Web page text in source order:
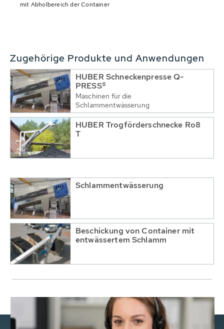
mit Abholbereich der Container
Zugehörige Produkte und Anwendungen
HUBER Schneckenpresse Q-
PRESS®
Maschinen für die
Schlammentwässerung
HUBER Trogförderschnecke Ro8
T
Schlammentwässerung
Beschickung von Container mit
entwässertem Schlamm